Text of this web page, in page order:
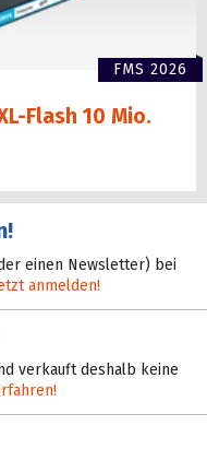
FMS 2026
Flash 10 Mio.
einen Newsletter) bei
anmelden!
verkauft deshalb keine